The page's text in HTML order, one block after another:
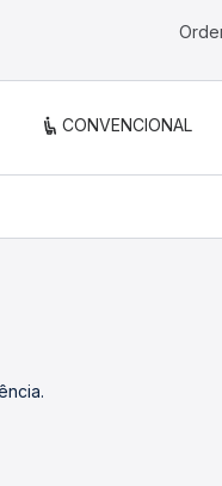
CONVENCIONAL